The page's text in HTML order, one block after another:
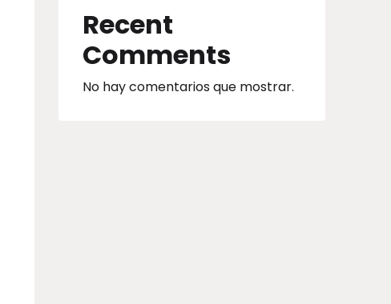
Recent
Comments
No hay comentarios que mostrar.